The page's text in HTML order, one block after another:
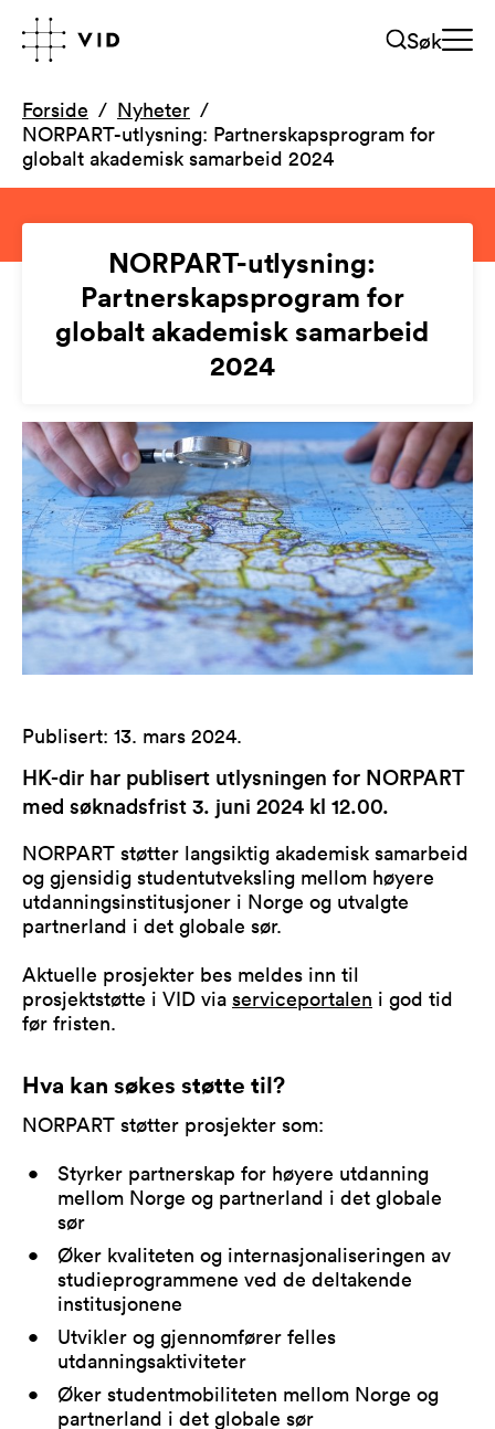
Søk
Forside
Nyheter
NORPART-utlysning: Partnerskapsprogram for
globalt akademisk samarbeid 2024
NORPART-utlysning:
Partnerskapsprogram for
globalt akademisk samarbeid
2024
Publisert: 13. mars 2024.
HK-dir har publisert utlysningen for NORPART
med søknadsfrist 3. juni 2024 kl 12.00.
NORPART støtter langsiktig akademisk samarbeid
og gjensidig studentutveksling mellom høyere
utdanningsinstitusjoner i Norge og utvalgte
partnerland i det globale sør.
Aktuelle prosjekter bes meldes inn til
prosjektstøtte i VID via serviceportalen i god tid
før fristen.
Hva kan søkes støtte til?
NORPART støtter prosjekter som:
Styrker partnerskap for høyere utdanning
mellom Norge og partnerland i det globale
sør
Øker kvaliteten og internasjonaliseringen av
studieprogrammene ved de deltakende
institusjonene
Utvikler og gjennomfører felles
utdanningsaktiviteter
Øker studentmobiliteten mellom Norge og
partnerland i det globale sør